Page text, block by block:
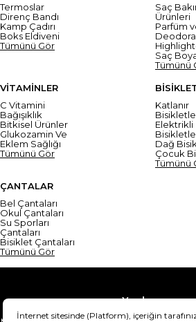
Termoslar
Direnç Bandı
Kamp Çadırı
Boks Eldiveni
Tümünü Gör
Saç
Ürünleri
Parfüm
Saç
Tümünü
VİTAMİNLER
C Vitamini
Bağışıklık
Bitkisel Ürünler
Glukozamin Ve
Eklem Sağlığı
Tümünü Gör
Katlanır
Elektrikli
Dağ
Çocuk
Tümünü
ÇANTALAR
Bel Çantaları
Okul Çantaları
Su Sporları
Çantaları
Bisiklet Çantaları
Tümünü Gör
Yardım